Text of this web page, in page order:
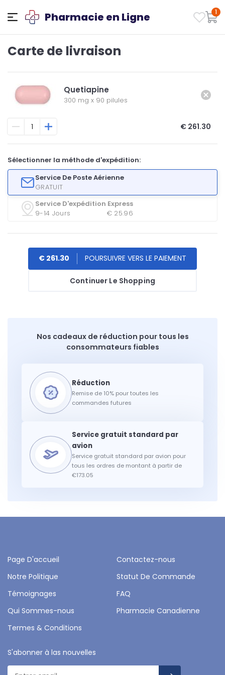
Pharmacie en Ligne 1
Carte de livraison
Quetiapine
300 mg x 90 pilules
€ 261.30
Sélectionner la méthode d'expédition:
Service De Poste Aérienne
GRATUIT
Service D'expédition Express
9-14 Jours
€ 25.96
Continuer Le Shopping
€ 261.30
Nos cadeaux de réduction pour tous les
consommateurs fiables
Remise de 10% pour toutes les
commandes futures
Service gratuit standard par avion pour
tous les ordres de montant à partir de
€173.05
Page D'accueil
Contactez-nous
Notre Politique
Statut De Commande
Témoignages
FAQ
Qui Sommes-nous
Pharmacie Canadienne
Termes & Conditions
S'abonner à las nouvelles